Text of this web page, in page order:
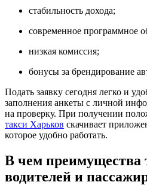
стабильность дохода;
современное программное
низкая комиссия;
бонусы за брендирование
Подать заявку сегодня легко и
заполнения анкеты с личной
на проверку. При получении
такси Харьков скачивает
которое удобно работать.
В чем преимущества
водителей и